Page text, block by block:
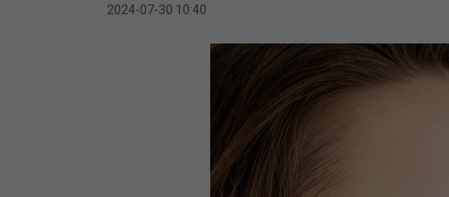
2024-07-30 10:40